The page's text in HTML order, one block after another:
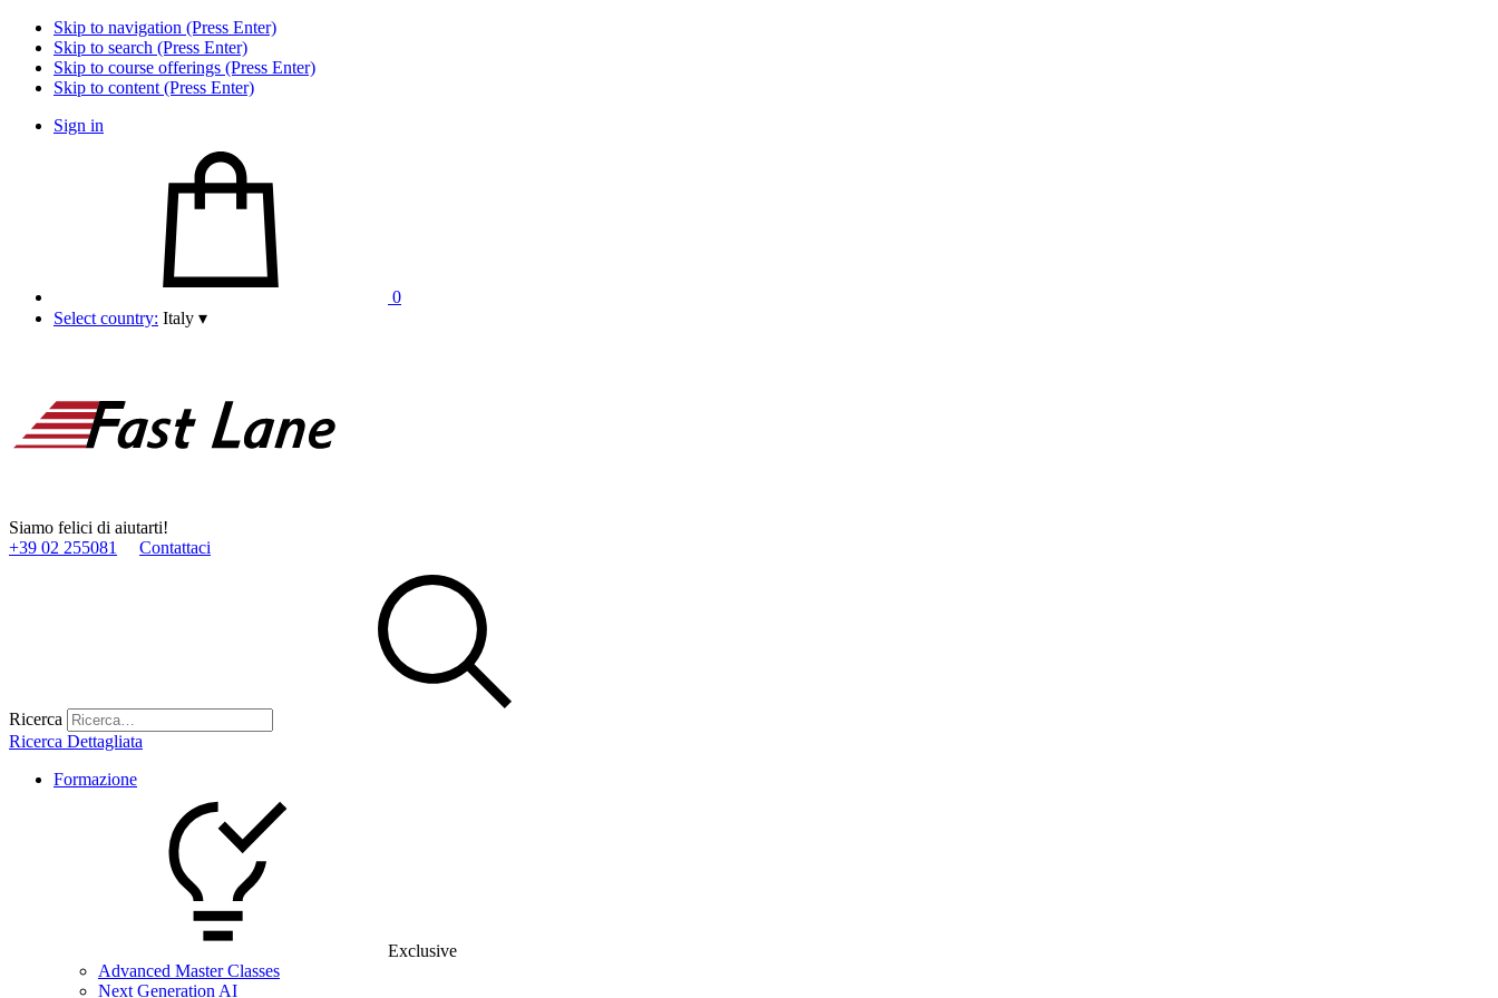
Skip to navigation (Press Enter)
Skip to search (Press Enter)
Skip to course offerings (Press Enter)
Skip to content (Press Enter)
Sign in
0
Select country: Italy ▾
Siamo felici di aiutarti!
+39 02 255081
Contattaci
Ricerca
Ricerca Dettagliata
Formazione
Exclusive
Advanced Master Classes
Next Generation AI